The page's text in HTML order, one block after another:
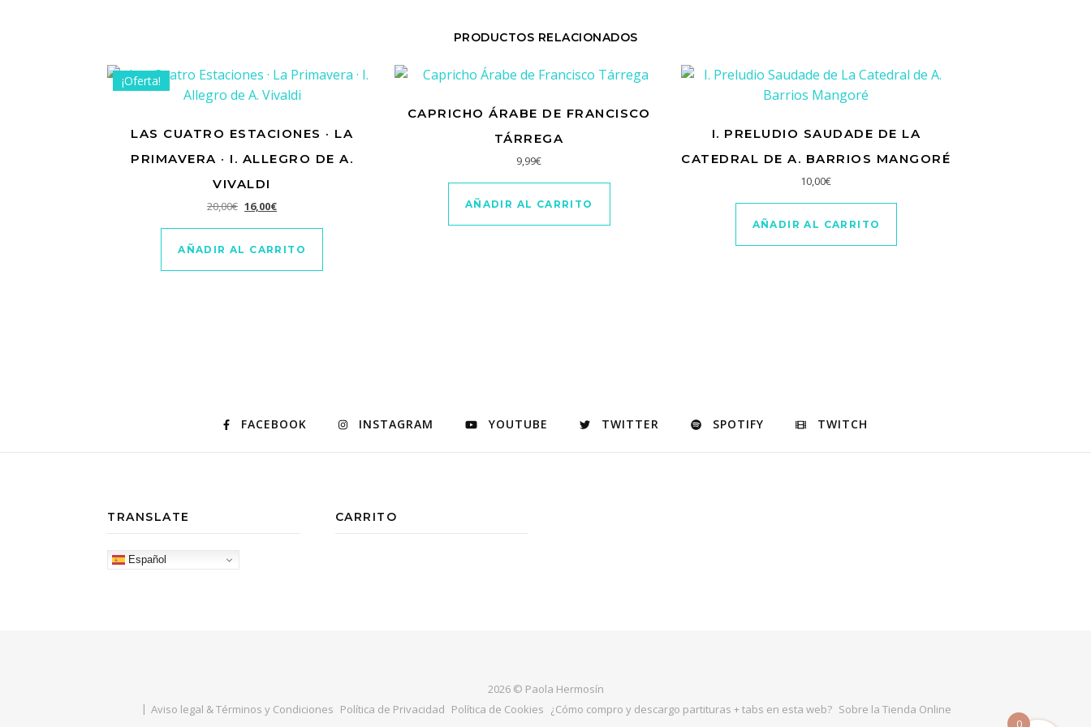
PRODUCTOS RELACIONADOS
¡Oferta!
LAS CUATRO ESTACIONES · LA
PRIMAVERA · I. ALLEGRO DE A.
VIVALDI
20,00€ El precio original era: 20,00€.
16,00€El precio actual es: 16,00€.
AÑADIR AL CARRITO
CAPRICHO ÁRABE DE FRANCISCO
TÁRREGA
9,99€
AÑADIR AL CARRITO
I. PRELUDIO SAUDADE DE LA
CATEDRAL DE A. BARRIOS MANGORÉ
10,00€
AÑADIR AL CARRITO
FACEBOOK INSTAGRAM YOUTUBE TWITTER SPOTIFY TWITCH
TRANSLATE
Español
CARRITO
2026 © Paola Hermosín
Aviso legal & Términos y Condiciones Política de Privacidad Política de Cookies ¿Cómo compro y descargo partituras + tabs en esta web? Sobre la Tienda Online
0